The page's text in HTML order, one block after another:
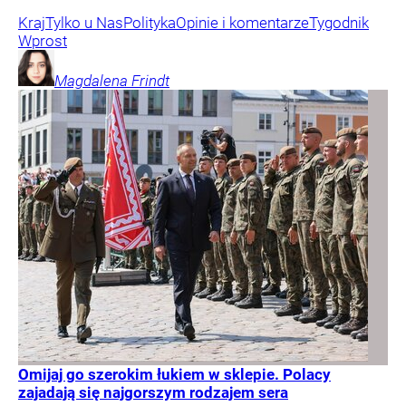
KrajTylko u NasPolitykaOpinie i komentarzeTygodnik
Wprost
Magdalena Frindt
Omijaj go szerokim łukiem w sklepie. Polacy
zajadają się najgorszym rodzajem sera